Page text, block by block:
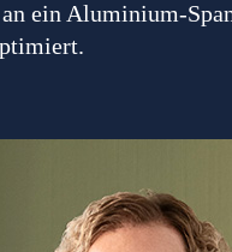
ein Aluminium-